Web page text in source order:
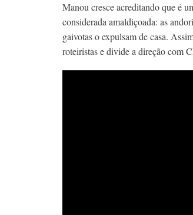
Manou cresce acreditando que é
considerada amaldiçoada: as
gaivotas o expulsam de casa.
roteiristas e divide a direção com